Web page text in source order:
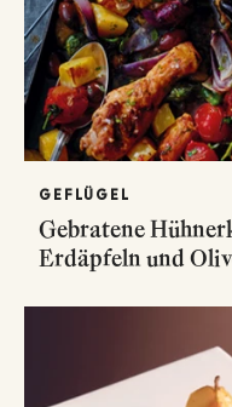
GEFLÜGEL
Gebratene
Erdäpfeln und